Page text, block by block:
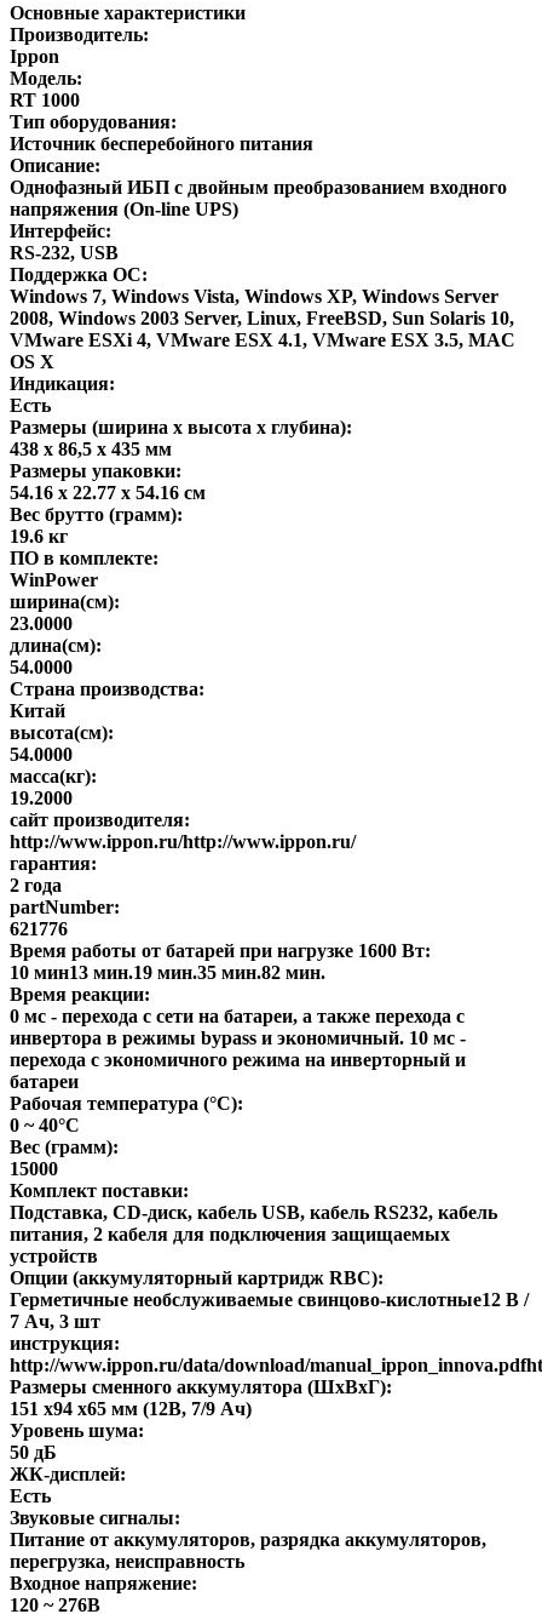
Основные характеристики
Производитель:
Ippon
Модель:
RT 1000
Тип оборудования:
Источник бесперебойного питания
Описание:
Однофазный ИБП с двойным преобразованием входного
напряжения (On-line UPS)
Интерфейс:
RS-232, USB
Поддержка ОС:
Windows 7, Windows Vista, Windows XP, Windows Server
2008, Windows 2003 Server, Linux, FreeBSD, Sun Solaris 10,
VMware ESXi 4, VMware ESX 4.1, VMware ESX 3.5, MAC
OS X
Индикация:
Есть
Размеры (ширина x высота x глубина):
438 x 86,5 x 435 мм
Размеры упаковки:
54.16 x 22.77 x 54.16 см
Вес брутто (грамм):
19.6 кг
ПО в комплекте:
WinPower
ширина(см):
23.0000
длина(см):
54.0000
Страна производства:
Китай
высота(см):
54.0000
масса(кг):
19.2000
сайт производителя:
http://www.ippon.ru/http://www.ippon.ru/
гарантия:
2 года
partNumber:
621776
Время работы от батарей при нагрузке 1600 Вт:
10 мин13 мин.19 мин.35 мин.82 мин.
Время реакции:
0 мс - перехода с сети на батареи, а также перехода с
инвертора в режимы bypass и экономичный. 10 мс -
перехода с экономичного режима на инверторный и
батареи
Рабочая температура (°C):
0 ~ 40°C
Вес (грамм):
15000
Комплект поставки:
Подставка, CD-диск, кабель USB, кабель RS232, кабель
питания, 2 кабеля для подключения защищаемых
устройств
Опции (аккумуляторный картридж RBC):
Герметичные необслуживаемые свинцово-кислотные12 В /
7 Ач, 3 шт
инструкция:
http://www.ippon.ru/data/download/
Размеры сменного аккумулятора (ШхВхГ):
151 х94 х65 мм (12В, 7/9 Ач)
Уровень шума:
50 дБ
ЖК-дисплей:
Есть
Звуковые сигналы:
Питание от аккумуляторов, разрядка аккумуляторов,
перегрузка, неисправность
Входное напряжение:
120 ~ 276В